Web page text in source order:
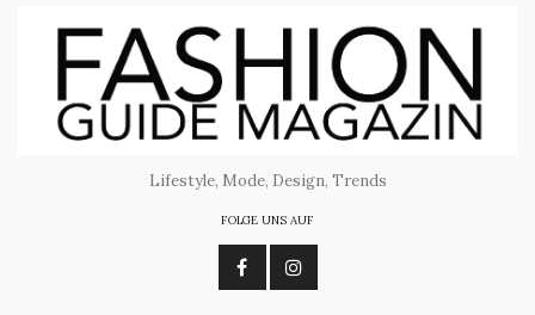
Lifestyle, Mode, Design, Trends
FOLGE UNS AUF